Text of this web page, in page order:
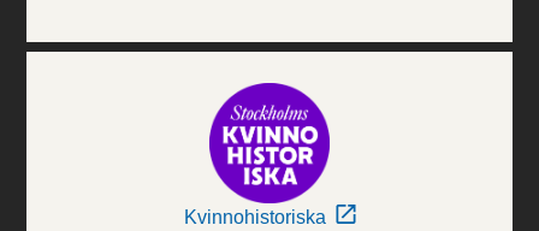
Kvinnohistoriska